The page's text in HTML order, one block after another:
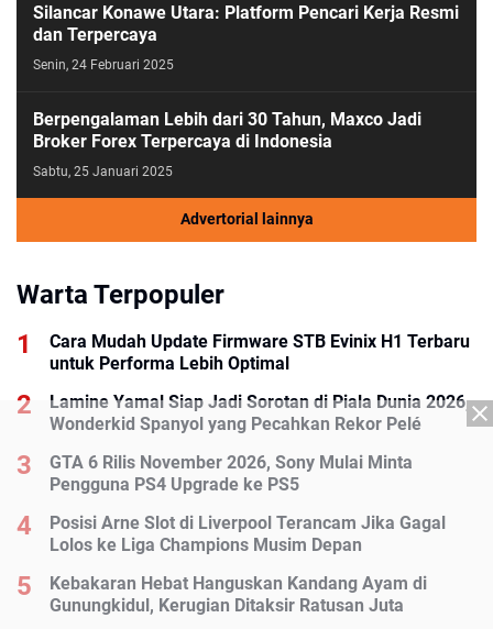
Silancar Konawe Utara: Platform Pencari Kerja Resmi
dan Terpercaya
Senin, 24 Februari 2025
Berpengalaman Lebih dari 30 Tahun, Maxco Jadi ​​
Broker Forex Terpercaya di Indonesia
Sabtu, 25 Januari 2025
Advertorial lainnya
Warta Terpopuler
Cara Mudah Update Firmware STB Evinix H1 Terbaru
untuk Performa Lebih Optimal
Lamine Yamal Siap Jadi Sorotan di Piala Dunia 2026,
Wonderkid Spanyol yang Pecahkan Rekor Pelé
GTA 6 Rilis November 2026, Sony Mulai Minta
Pengguna PS4 Upgrade ke PS5
Posisi Arne Slot di Liverpool Terancam Jika Gagal
Lolos ke Liga Champions Musim Depan
Kebakaran Hebat Hanguskan Kandang Ayam di
Gunungkidul, Kerugian Ditaksir Ratusan Juta